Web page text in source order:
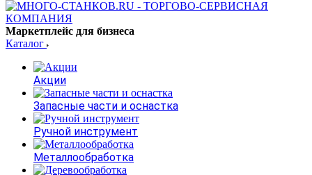
Маркетплейс для бизнеса
Каталог
Акции
Запасные части и оснастка
Ручной инструмент
Металлообработка